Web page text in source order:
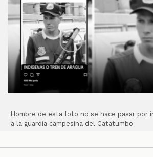
Hombre de esta foto no se hace pasar por
a la guardia campesina del Catatumbo